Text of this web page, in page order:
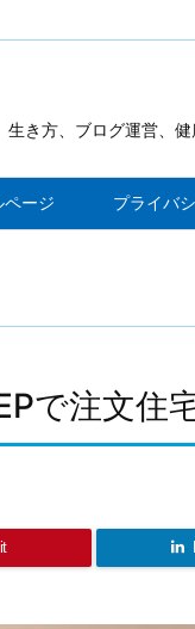
き方、ブログ運営、
ます
ージ プライバ
で注文住